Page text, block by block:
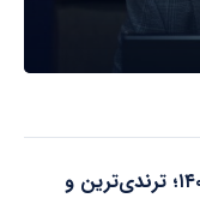
۱۵ مدل مانتو ۱۴۰۴؛ ترندی‌ترین و